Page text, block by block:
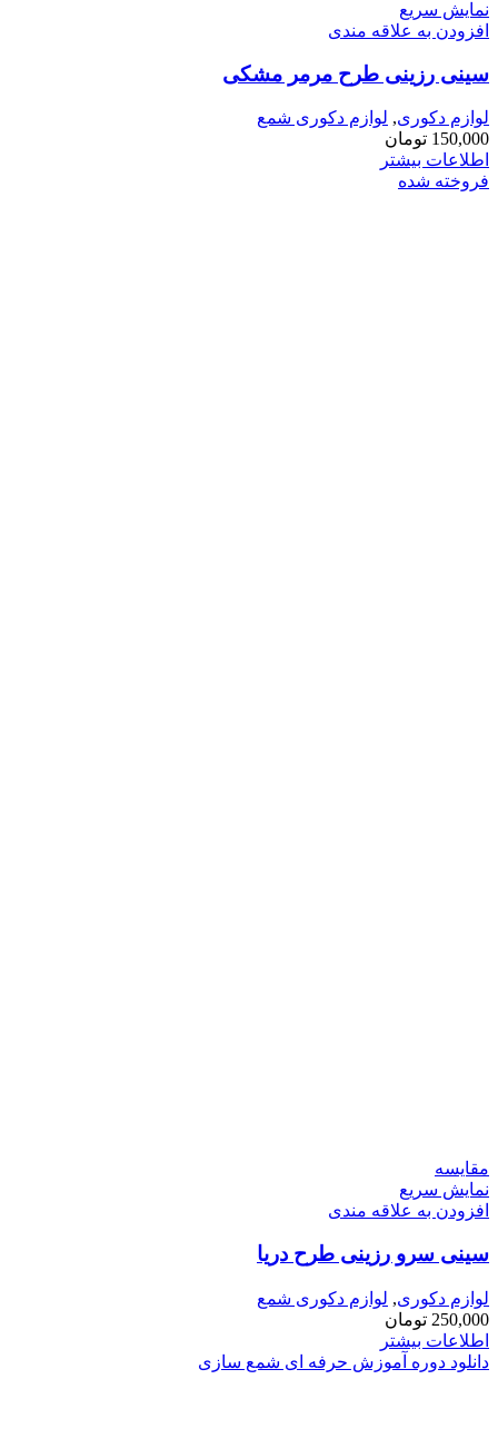
نمایش سریع
افزودن به علاقه مندی
سینی رزینی طرح مرمر مشکی
لوازم دکوری, لوازم دکوری شمع
150,000 تومان
اطلاعات بیشتر
فروخته شده
مقايسه
نمایش سریع
افزودن به علاقه مندی
سینی سرو رزینی طرح دریا
لوازم دکوری, لوازم دکوری شمع
250,000 تومان
اطلاعات بیشتر
دانلود دوره آموزش حرفه ای شمع سازی